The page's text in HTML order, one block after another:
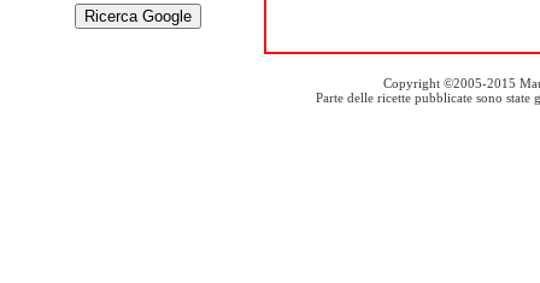
Copyright ©2005-2015
Parte delle ricette pubblicate sono state